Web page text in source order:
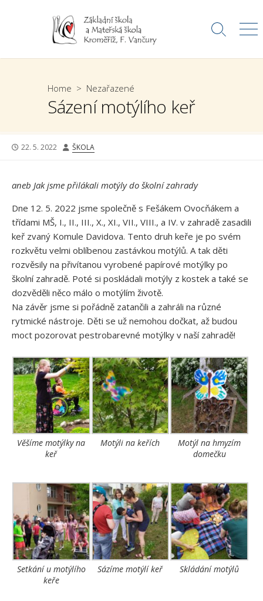
Search
Home > Nezařazené
Sázení motýlího keř
PUBLISHED
22. 5. 2022 AUTHOR
ŠKOLA
aneb Jak jsme přilákali motýly do školní zahrady
Dne 12. 5. 2022 jsme společně s Fešákem Ovocňákem a
třídami MŠ, I., II., III., X., XI., VII., VIII., a IV. v zahradě zasadili
keř zvaný Komule Davidova. Tento druh keře je po svém
rozkvětu velmi oblíbenou zastávkou motýlů. A tak děti
rozvěsily na přivítanou vyrobené papírové motýlky po
školní zahradě. Poté si poskládali motýly z kostek a také se
dozvěděli něco málo o motýlím životě.
Na závěr jsme si pořádně zatančili a zahráli na různé
rytmické nástroje. Děti se už nemohou dočkat, až budou
moct pozorovat pestrobarevné motýlky v naší zahradě!
Věšíme motýlky na
keř
Motýli na keřích
Motýl na hmyzím
domečku
Setkání u motýlího
keře
Sázíme motýlí keř Skládání motýlů